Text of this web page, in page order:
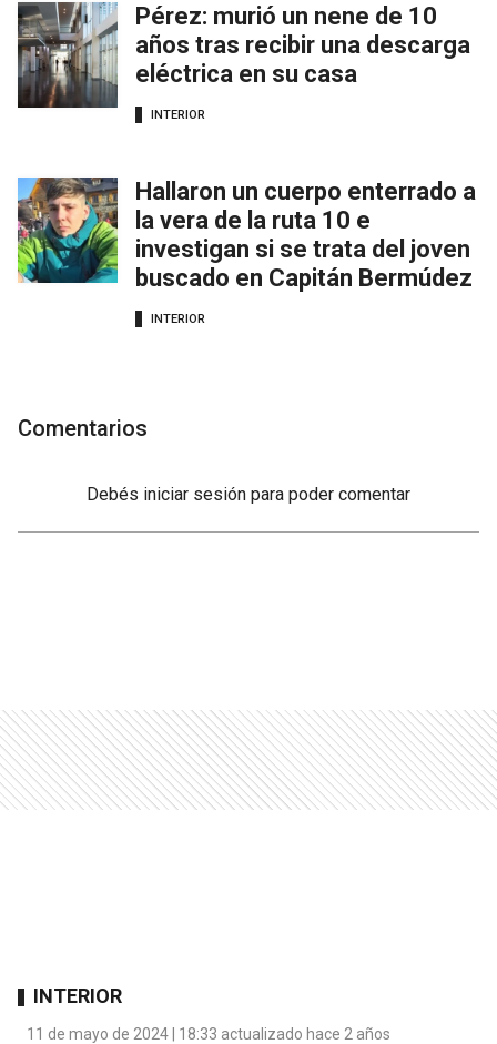
Pérez: murió un nene de 10
años tras recibir una descarga
eléctrica en su casa
INTERIOR
Hallaron un cuerpo enterrado a
la vera de la ruta 10 e
investigan si se trata del joven
buscado en Capitán Bermúdez
INTERIOR
Comentarios
Debés iniciar sesión para poder comentar
INTERIOR
11 de mayo de 2024 | 18:33 actualizado hace 2 años